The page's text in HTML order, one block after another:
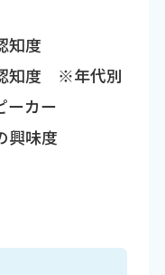
知度
知度 ※年代別
ーカー
興味度